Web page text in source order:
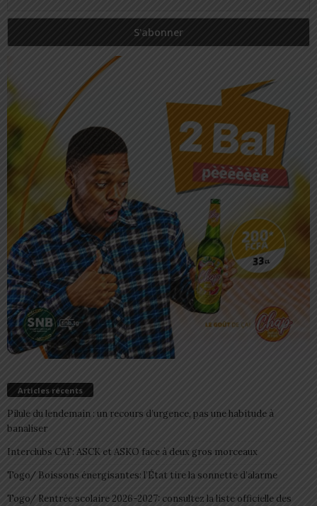
Articles récents
Pilule du lendemain : un recours d’urgence, pas une habitude à
banaliser
Interclubs CAF: ASCK et ASKO face à deux gros morceaux
Togo/ Boissons énergisantes: l’État tire la sonnette d’alarme
Togo/ Rentrée scolaire 2026-2027: consultez la liste officielle des